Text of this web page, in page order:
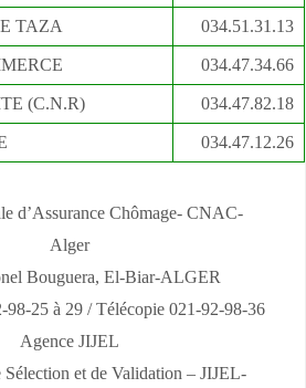
TAZA 034.51.31.13
034.47.34.66
(C.N.R) 034.47.82.18
034.47.12.26
d’Assurance Chômage- CNAC-
Alger
Bouguera, El-Biar-ALGER
98-25 à 29 / Télécopie 021-92-98-36
Agence JIJEL
Sélection et de Validation – JIJEL-